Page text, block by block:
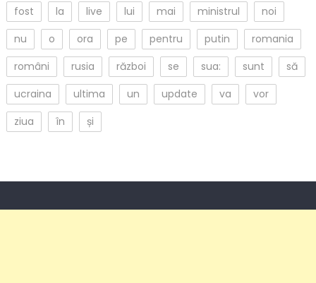
fost
la live lui mai ministrul
noi
nu
o ora pe pentru putin
romania
români
rusia război se sua: sunt
să
ucraina
ultima un update va
vor
ziua
în și